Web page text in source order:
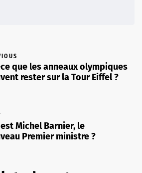
que les anneaux olympiques
rester sur la Tour Eiffel ?
Michel Barnier, le
Premier ministre ?